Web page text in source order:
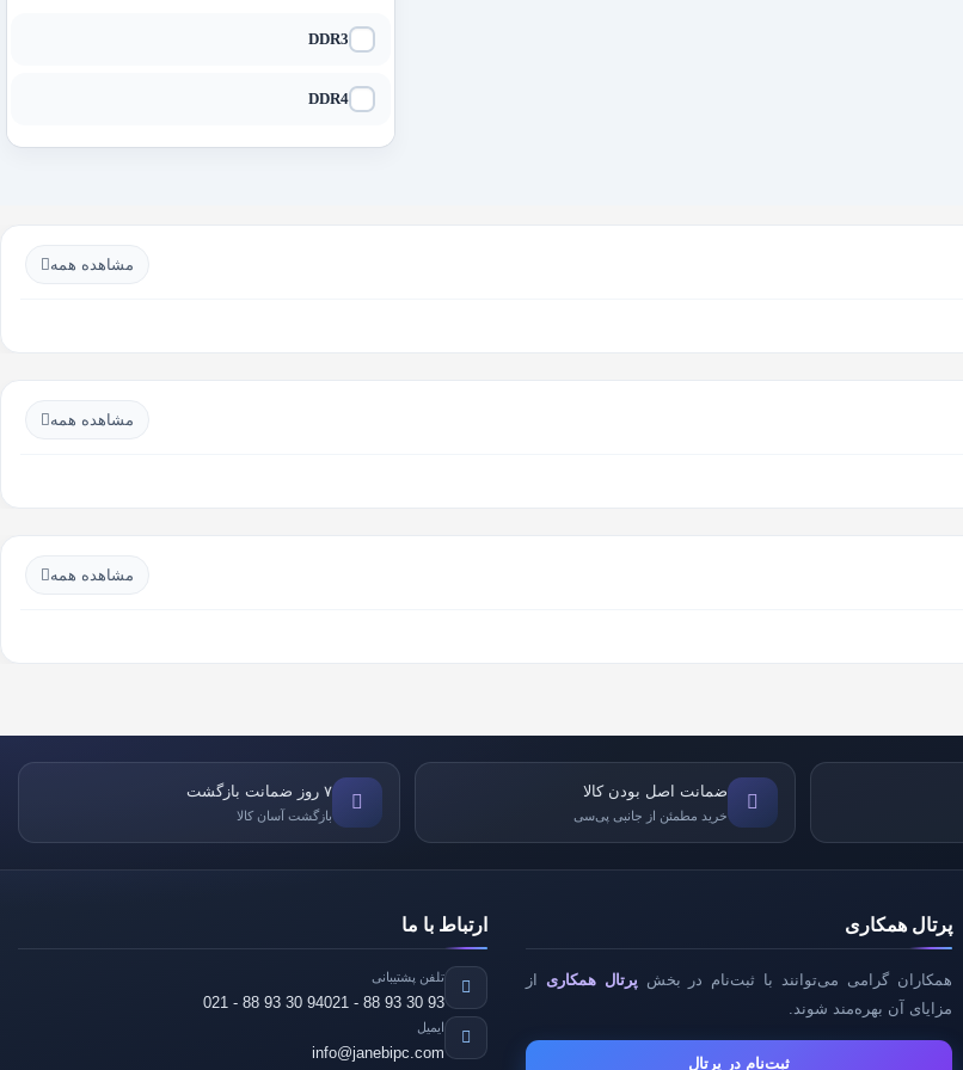
DDR3
DDR4
مشاهده همه
مشاهده همه
مشاهده همه
ضمانت اصل بودن کالا
خرید مطمئن از جانبی پی‌سی
۷ روز ضمانت بازگشت
بازگشت آسان کالا
پرتال همکاری
همکاران گرامی می‌توانند با ثبت‌نام در بخش پرتال همکاری از
مزایای آن بهره‌مند شوند.
ثبت‌نام در پرتال
ارتباط با ما
تلفن پشتیبانی
021 - 88 93 30 93
021 - 88 93 30 94
ایمیل
info@janebipc.com